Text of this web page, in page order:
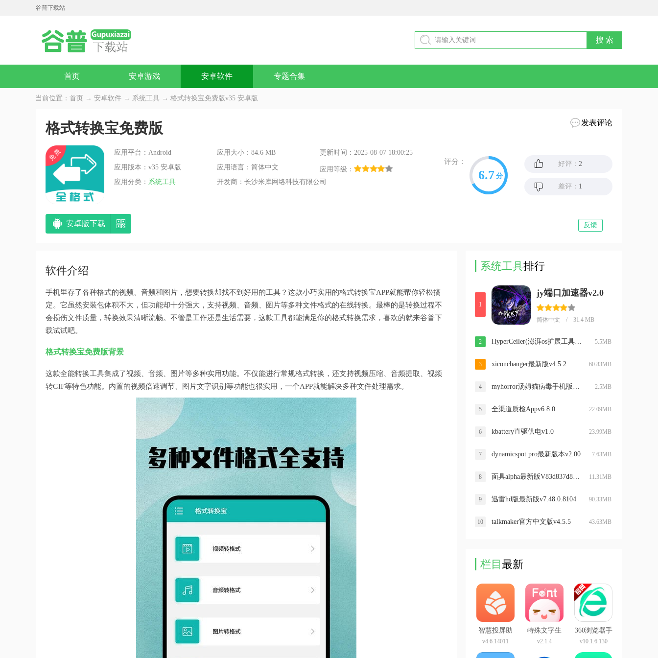
谷普下载站
首页 安卓游戏 安卓软件 专题合集
当前位置： 首页 → 安卓软件 → 系统工具 → 格式转换宝免费版v35 安卓版
格式转换宝免费版 发表评论
应用平台：Android 应用大小：84.6 MB
更新时间：2025-08-07 18:00:25
应用版本：v35 安卓版
应用语言：简体中文
应用等级：
应用分类： 系统工具 开发商：长沙米库网络科技有限公司
评分：
6.7 分
好评： 2
差评： 1
反馈
安卓版下载
软件介绍
手机里存了各种格式的视频、音频和图片，想要转换却找不到好用的工具？这款小巧实用的格式转换宝APP就能帮你轻松搞
定。它虽然安装包体积不大，但功能却十分强大，支持视频、音频、图片等多种文件格式的在线转换。最棒的是转换过程不
会损伤文件质量，转换效果清晰流畅。不管是工作还是生活需要，这款工具都能满足你的格式转换需求，喜欢的就来谷普下
载试试吧。
格式转换宝免费版背景
这款全能转换工具集成了视频、音频、图片等多种实用功能。不仅能进行常规格式转换，还支持视频压缩、音频提取、视频
转GIF等特色功能。内置的视频倍速调节、图片文字识别等功能也很实用，一个APP就能解决多种文件处理需求。
系统工具排行
1
jy端口加速器v2.0
简体中文 / 31.4 MB
2 HyperCeiler(澎湃os扩展工具)v2.5.152 5.5MB
3 xiconchanger最新版v4.5.2 60.83MB
4 myhorror汤姆猫病毒手机版v3.0 2.5MB
5 全渠道质检Appv6.8.0 22.09MB
6 kbattery直驱供电v1.0 23.99MB
7 dynamicspot pro最新版本v2.00 7.63MB
8 面具alpha最新版V83d837d8安卓版 11.31MB
9 迅雷hd版最新版v7.48.0.8104 90.33MB
10 talkmaker官方中文版v4.5.5 43.63MB
栏目最新
智慧投屏助
手app
v4.6.14011
特殊文字生
成
v2.1.4
360浏览器手
机版
v10.1.6.130